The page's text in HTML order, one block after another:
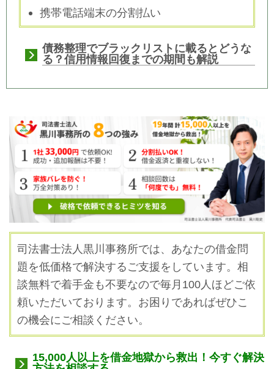
携帯電話端末の分割払い
債務整理でブラックリストに載るとどうな
る？信用情報回復までの期間も解説
司法書士法人黒川事務所では、あなたの借金問
題を低価格で解決するご支援をしています。 相
談無料で着手金も不要なので毎月100人ほどご依
頼いただいております。お困りであればぜひこ
の機会にご相談ください。
15,000人以上を借金地獄から救出！今すぐ解決